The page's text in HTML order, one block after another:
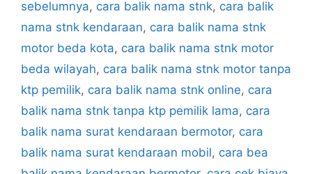
sebelumnya, cara balik nama stnk, cara balik
nama stnk kendaraan, cara balik nama stnk
motor beda kota, cara balik nama stnk motor
beda wilayah, cara balik nama stnk motor tanpa
ktp pemilik, cara balik nama stnk online, cara
balik nama stnk tanpa ktp pemilik lama, cara
balik nama surat kendaraan bermotor, cara
balik nama surat kendaraan mobil, cara bea